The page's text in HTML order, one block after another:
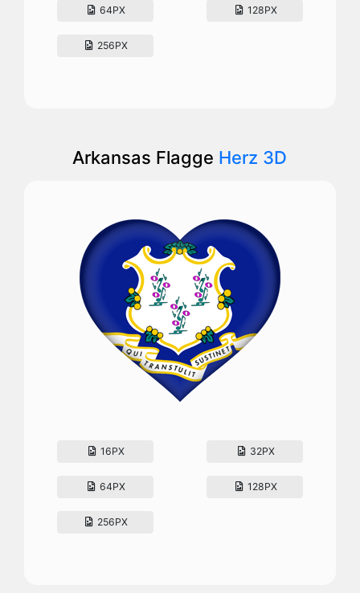
64PX 128PX
256PX
Arkansas Flagge Herz 3D
16PX 32PX
64PX 128PX
256PX